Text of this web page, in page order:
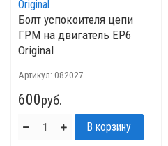
Болт успокоителя цепи
ГРМ на двигатель ЕР6
Original
Артикул: 082027
600руб.